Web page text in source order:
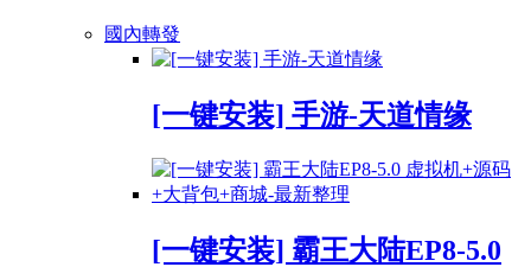
國內轉發
[一键安装] 手游-天道情缘
[一键安装] 霸王大陆EP8-5.0